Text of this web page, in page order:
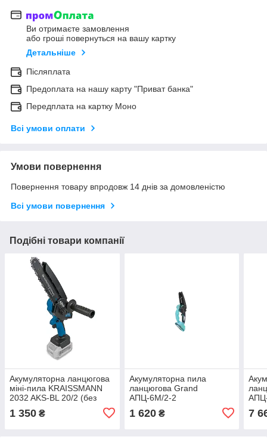
Ви отримаєте замовлення
або гроші повернуться на вашу картку
Детальніше
Післяплата
Предоплата на нашу карту "Приват банка"
Передплата на картку Моно
Всі умови оплати
Умови повернення
Повернення товару впродовж 14 днів за домовленістю
Всі умови повернення
Подібні товари компанії
Акумуляторна ланцюгова
міні-пила KRAISSMANN
2032 AKS-BL 20/2 (без
1 350 ₴
Акумуляторна пила
ланцюгова Grand
АПЦ-6М/2-2
1 620₴ 7